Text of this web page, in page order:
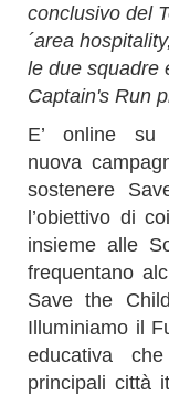
conclusivo del
´area
le due squadre
Captain's Run
E’ online su
nuova
sostenere
l’obiettivo di
insieme alle
frequentano
Save the
Illuminiamo il
educativa
principali città